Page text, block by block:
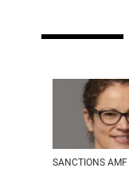
SANCTIONS AMF